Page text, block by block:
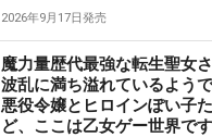
2026年9月17日発売
魔力量歴代最強な転生聖女
波乱に満ち溢れているよう
悪役令嬢とヒロインぽい子
ど、ここは乙女ゲー世界で